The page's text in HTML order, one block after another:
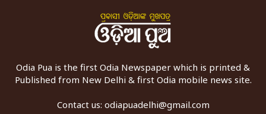
Odia Pua is the first Odia Newspaper which is printed &
Published from New Delhi & first Odia mobile news site.
Contact us: odiapuadelhi@gmail.com